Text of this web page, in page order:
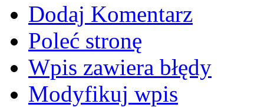
Dodaj Komentarz
Poleć stronę
Wpis zawiera błędy
Modyfikuj wpis